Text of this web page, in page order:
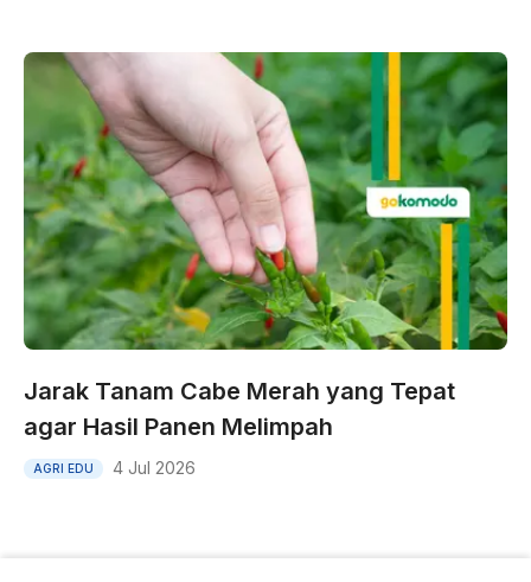
Jarak Tanam Cabe Merah yang Tepat
agar Hasil Panen Melimpah
AGRI EDU 4 Jul 2026